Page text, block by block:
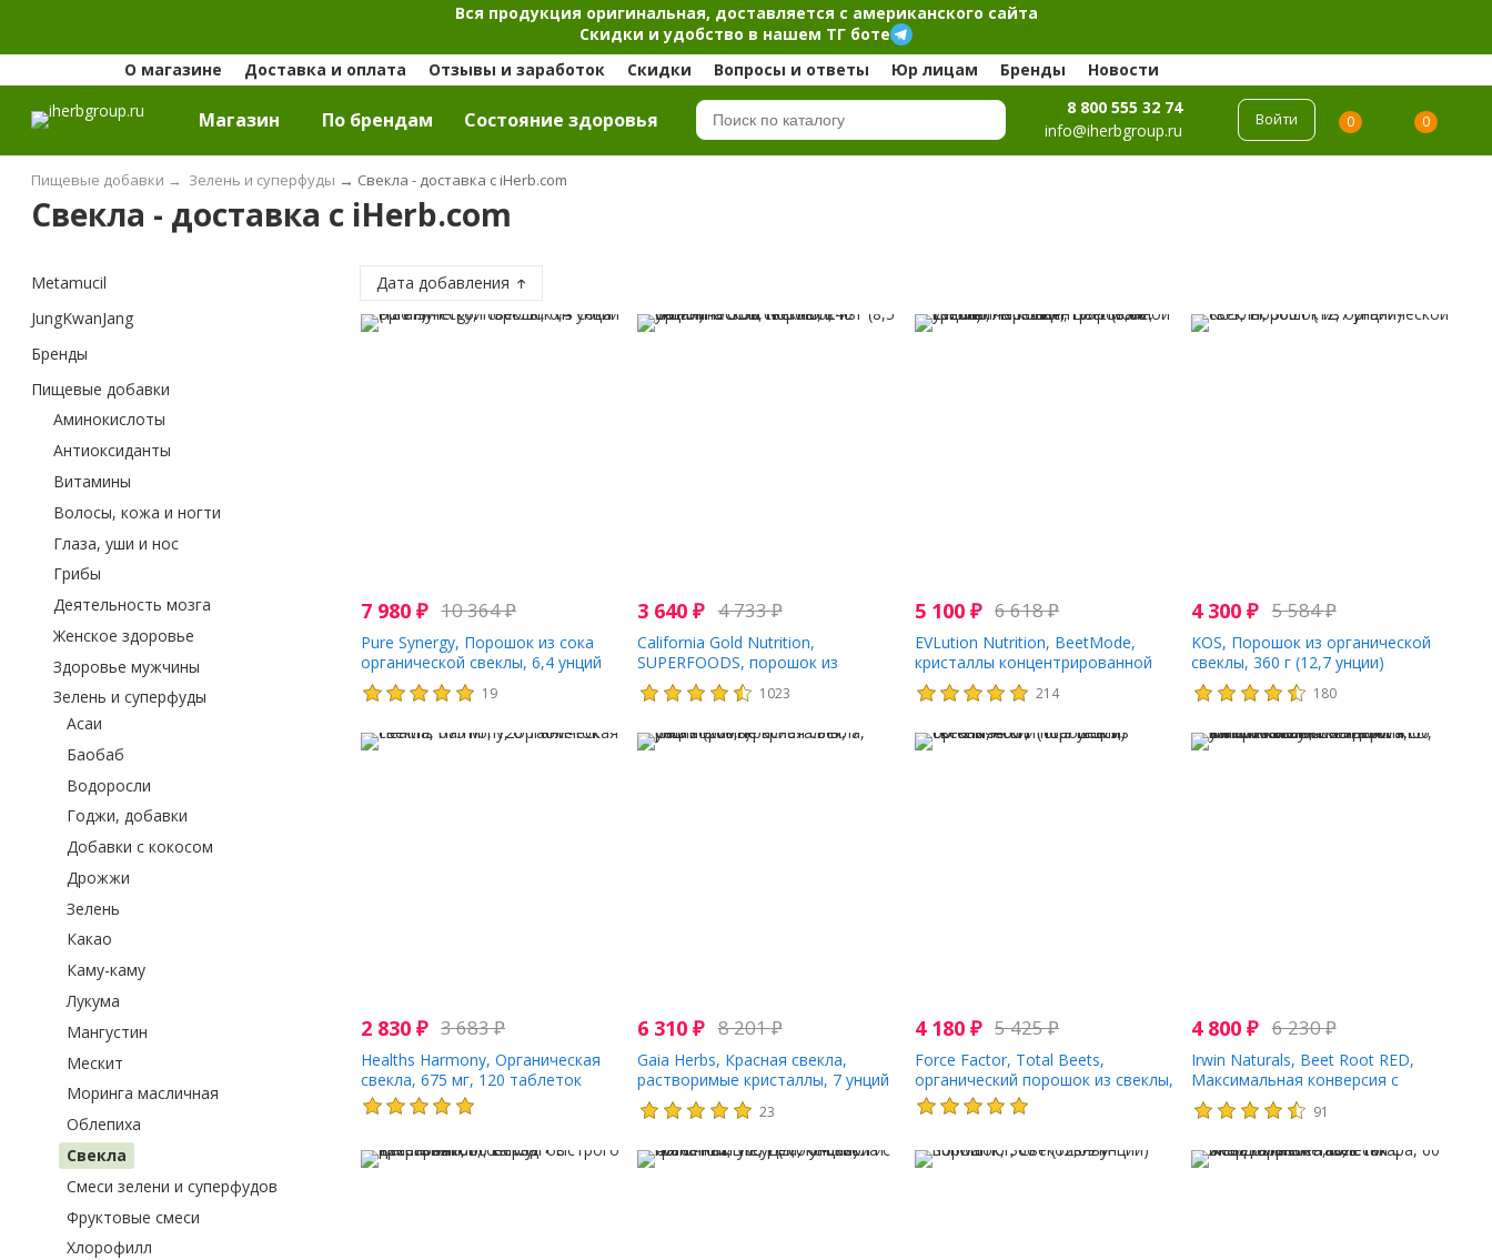
Вся продукция оригинальная, доставляется с американского сайта
Скидки и удобство в нашем ТГ боте
О магазине
Доставка и оплата Отзывы и заработок Скидки Вопросы и ответы Юр лицам Бренды Новости
Магазин По брендам Cостояние здоровья
8 800 555 32 74
info@iherbgroup.ru
Войти 0 0
Пищевые добавки → Зелень и суперфуды → Свекла - доставка с iHerb.com
Свекла - доставка с iHerb.com
Metamucil
JungKwanJang
Бренды
Пищевые добавки
Аминокислоты
Антиоксиданты
Витамины
Волосы, кожа и ногти
Глаза, уши и нос
Грибы
Деятельность мозга
Женское здоровье
Здоровье мужчины
Зелень и суперфуды
Асаи
Баобаб
Водоросли
Годжи, добавки
Добавки с кокосом
Дрожжи
Зелень
Какао
Каму-каму
Лукума
Мангустин
Мескит
Моринга масличная
Облепиха
Свекла
Смеси зелени и суперфудов
Фруктовые смеси
Хлорофилл
Дата добавления
7 980 ₽ 10 364₽
Pure Synergy, Порошок из сока
органической свеклы, 6,4 унций
(180 г)
19
3 640₽ 4 733₽
California Gold Nutrition,
SUPERFOODS, порошок из
органической свеклы, 240 г (8,5
унции)
1023
5 100 ₽ 6 618₽
EVLution Nutrition, BeetMode,
кристаллы концентрированной
свеклы, черешня, 195 г (6,88
унции)
214
4 300₽ 5 584₽
KOS, Порошок из органической
свеклы, 360 г (12,7 унции)
180
2 830 ₽ 3 683₽
Healths Harmony, Органическая
свекла, 675 мг, 120 таблеток
6 310₽ 8 201₽
Gaia Herbs, Красная свекла,
растворимые кристаллы, 7 унций
(200 г)
23
4 180 ₽ 5 425₽
Force Factor, Total Beets,
органический порошок из свеклы,
450 г (15,9 унции)
4 800₽ 6 230₽
Irwin Naturals, Beet Root RED,
Максимальная конверсия с
ускорителем окиси азота, 60
мягких капсул с жидким
91